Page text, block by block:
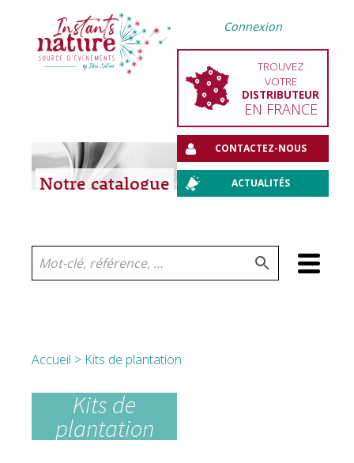
Connexion
TROUVEZ
VOTRE
DISTRIBUTEUR
EN FRANCE
CONTACTEZ-NOUS
ACTUALITÉS
Notre catalogue
Aller
au
Accueil > Kits de plantation
Kits de
plantation